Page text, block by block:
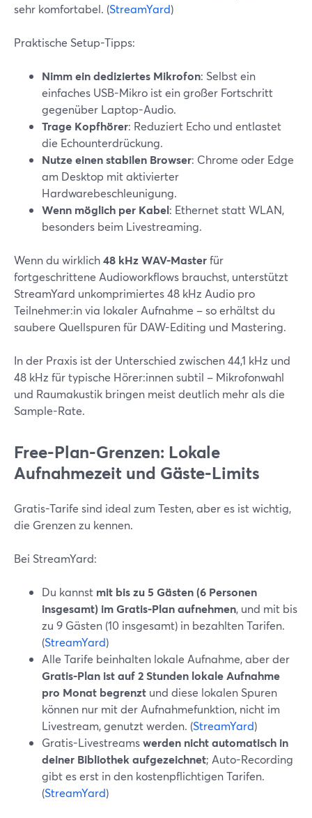
sehr komfortabel. (StreamYard)
Praktische Setup-Tipps:
Nimm ein dediziertes Mikrofon: Selbst ein
einfaches USB-Mikro ist ein großer Fortschritt
gegenüber Laptop-Audio.
Trage Kopfhörer: Reduziert Echo und entlastet
die Echounterdrückung.
Nutze einen stabilen Browser: Chrome oder Edge
am Desktop mit aktivierter
Hardwarebeschleunigung.
Wenn möglich per Kabel: Ethernet statt WLAN,
besonders beim Livestreaming.
Wenn du wirklich48 kHz WAV-Masterfür
fortgeschrittene Audioworkflows brauchst, unterstützt
StreamYard unkomprimiertes 48 kHz Audio pro
Teilnehmer:in via lokaler Aufnahme – so erhältst du
saubere Quellspuren für DAW-Editing und Mastering.
In der Praxis ist der Unterschied zwischen 44,1 kHz und
48 kHz für typische Hörer:innen subtil – Mikrofonwahl
und Raumakustik bringen meist deutlich mehr als die
Sample-Rate.
Free-Plan-Grenzen: Lokale
Aufnahmezeit und Gäste-Limits
Gratis-Tarife sind ideal zum Testen, aber es ist wichtig,
die Grenzen zu kennen.
Bei StreamYard:
Du kannst mit bis zu 5 Gästen (6 Personen
insgesamt) im Gratis-Plan aufnehmen, und mit bis
zu 9 Gästen (10 insgesamt) in bezahlten Tarifen.
(StreamYard)
Alle Tarife beinhalten lokale Aufnahme, aber der
Gratis-Plan ist auf 2 Stunden lokale Aufnahme
pro Monat begrenzt und diese lokalen Spuren
können nur mit der Aufnahmefunktion, nicht im
Livestream, genutzt werden. (StreamYard)
Gratis-Livestreamswerden nicht automatisch in
deiner Bibliothek aufgezeichnet; Auto-Recording
gibt es erst in den kostenpflichtigen Tarifen.
(StreamYard)